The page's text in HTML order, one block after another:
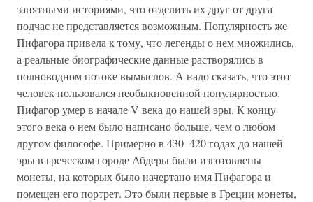
занятными историями, что отделить их друг от друга
подчас не представляется возможным. Популярность же
Пифагора привела к тому, что легенды о нем множились,
а реальные биографические данные растворялись в
полноводном потоке вымыслов. А надо сказать, что этот
человек пользовался необыкновенной популярностью.
Пифагор умер в начале V века до нашей эры. К концу
этого века о нем было написано больше, чем о любом
другом философе. Примерно в 430–420 годах до нашей
эры в греческом городе Абдеры были изготовлены
монеты, на которых было начертано имя Пифагора и
помещен его портрет. Это были первые в Греции монеты,